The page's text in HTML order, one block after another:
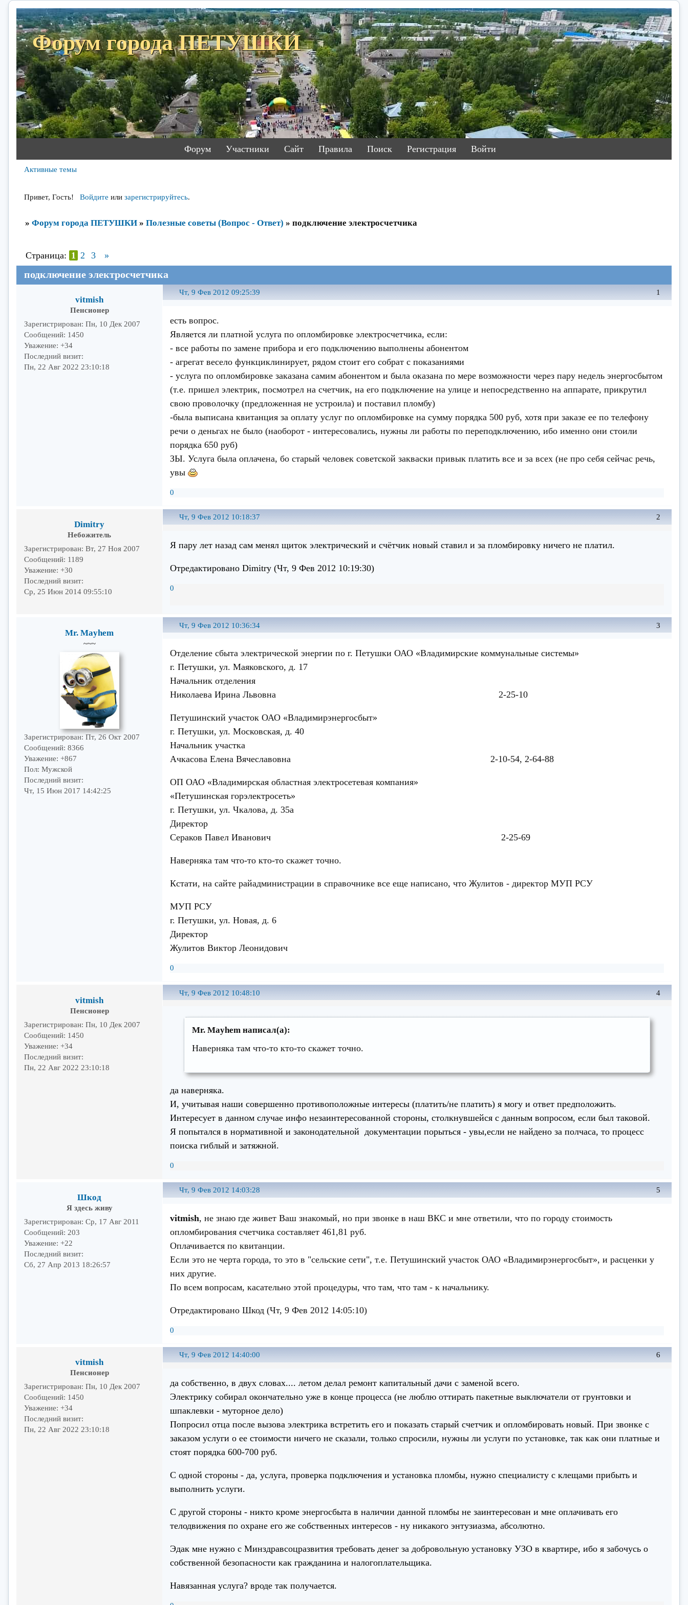
Форум города ПЕТУШКИ
Форум Участники Сайт Правила Поиск Регистрация Войти
Активные темы
Привет, Гость! Войдите или зарегистрируйтесь.
» Форум города ПЕТУШКИ » Полезные советы (Вопрос - Ответ) » подключение электросчетчика
подключение электросчетчика
Страница: 1 2 3 »
1
Чт, 9 Фев 2012 09:25:39
vitmish
Пенсионер
Зарегистрирован: Пн, 10 Дек 2007
Сообщений: 1450
Уважение: +34
Последний визит:
Пн, 22 Авг 2022 23:10:18
есть вопрос.
Является ли платной услуга по опломбировке электросчетчика, если:
- все работы по замене прибора и его подключению выполнены абонентом
- агрегат весело функциклинирует, рядом стоит его собрат с показаниями
- услуга по опломбировке заказана самим абонентом и была оказана по мере возможности через пару недель энергосбытом
(т.е. пришел электрик, посмотрел на счетчик, на его подключение на улице и непосредственно на аппарате, прикрутил
свою проволочку (предложенная не устроила) и поставил пломбу)
-была выписана квитанция за оплату услуг по опломбировке на сумму порядка 500 руб, хотя при заказе ее по телефону
речи о деньгах не было (наоборот - интересовались, нужны ли работы по переподключению, ибо именно они стоили
порядка 650 руб)
ЗЫ. Услуга была оплачена, бо старый человек советской закваски привык платить все и за всех (не про себя сейчас речь,
увы
0
2
Чт, 9 Фев 2012 10:18:37
Dimitry
Небожитель
Зарегистрирован: Вт, 27 Ноя 2007
Сообщений: 1189
Уважение: +30
Последний визит:
Ср, 25 Июн 2014 09:55:10
Я пару лет назад сам менял щиток электрический и счётчик новый ставил и за пломбировку ничего не платил.
Отредактировано Dimitry (Чт, 9 Фев 2012 10:19:30)
0
3
Чт, 9 Фев 2012 10:36:34
Mr. Mayhem
~~~
Зарегистрирован: Пт, 26 Окт 2007
Сообщений: 8366
Уважение: +867
Пол: Мужской
Последний визит:
Чт, 15 Июн 2017 14:42:25
Отделение сбыта электрической энергии по г. Петушки ОАО «Владимирские коммунальные системы»
г. Петушки, ул. Маяковского, д. 17
Начальник отделения
Николаева Ирина Львовна 2-25-10
Петушинский участок ОАО «Владимирэнергосбыт»
г. Петушки, ул. Московская, д. 40
Начальник участка
Ачкасова Елена Вячеславовна 2-10-54, 2-64-88
ОП ОАО «Владимирская областная электросетевая компания»
«Петушинская горэлектросеть»
г. Петушки, ул. Чкалова, д. 35а
Директор
Сераков Павел Иванович 2-25-69
Наверняка там что-то кто-то скажет точно.
Кстати, на сайте райадминистрации в справочнике все еще написано, что Жулитов - директор МУП РСУ
МУП РСУ
г. Петушки, ул. Новая, д. 6
Директор
Жулитов Виктор Леонидович
0
4
Чт, 9 Фев 2012 10:48:10
vitmish
Пенсионер
Зарегистрирован: Пн, 10 Дек 2007
Сообщений: 1450
Уважение: +34
Последний визит:
Пн, 22 Авг 2022 23:10:18
Mr. Mayhem написал(а):
Наверняка там что-то кто-то скажет точно.
да наверняка.
И, учитывая наши совершенно противоположные интересы (платить/не платить) я могу и ответ предположить.
Интересует в данном случае инфо незаинтересованной стороны, столкнувшейся с данным вопросом, если был таковой.
Я попытался в нормативной и законодательной документации порыться - увы,если не найдено за полчаса, то процесс
поиска гиблый и затяжной.
0
5
Чт, 9 Фев 2012 14:03:28
Шкод
Я здесь живу
Зарегистрирован: Ср, 17 Авг 2011
Сообщений: 203
Уважение: +22
Последний визит:
Сб, 27 Апр 2013 18:26:57
vitmish, не знаю где живет Ваш знакомый, но при звонке в наш ВКС и мне ответили, что по городу стоимость
опломбирования счетчика составляет 461,81 руб.
Оплачивается по квитанции.
Если это не черта города, то это в "сельские сети", т.е. Петушинский участок ОАО «Владимирэнергосбыт», и расценки у
них другие.
По всем вопросам, касательно этой процедуры, что там, что там - к начальнику.
Отредактировано Шкод (Чт, 9 Фев 2012 14:05:10)
0
6
Чт, 9 Фев 2012 14:40:00
vitmish
Пенсионер
Зарегистрирован: Пн, 10 Дек 2007
Сообщений: 1450
Уважение: +34
Последний визит:
Пн, 22 Авг 2022 23:10:18
да собственно, в двух словах.... летом делал ремонт капитальный дачи с заменой всего.
Электрику собирал окончательно уже в конце процесса (не люблю оттирать пакетные выключатели от грунтовки и
шпаклевки - муторное дело)
Попросил отца после вызова электрика встретить его и показать старый счетчик и опломбировать новый. При звонке с
заказом услуги о ее стоимости ничего не сказали, только спросили, нужны ли услуги по установке, так как они платные и
стоят порядка 600-700 руб.
С одной стороны - да, услуга, проверка подключения и установка пломбы, нужно специалисту с клещами прибыть и
выполнить услуги.
С другой стороны - никто кроме энергосбыта в наличии данной пломбы не заинтересован и мне оплачивать его
телодвижения по охране его же собственных интересов - ну никакого энтузиазма, абсолютно.
Эдак мне нужно с Минздравсоцразвития требовать денег за добровольную установку УЗО в квартире, ибо я забочусь о
собственной безопасности как гражданина и налогоплательщика.
Навязанная услуга? вроде так получается.